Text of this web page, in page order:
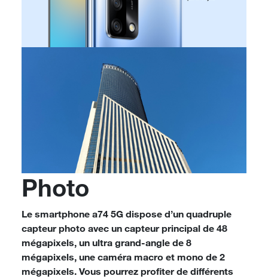
Photo
Le smartphone a74 5G dispose d’un quadruple
capteur photo avec un capteur principal de 48
mégapixels, un ultra grand-angle de 8
mégapixels, une caméra macro et mono de 2
mégapixels. Vous pourrez profiter de différents